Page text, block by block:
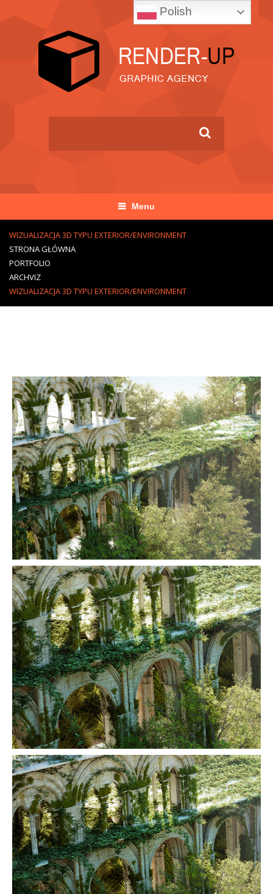
Menu
WIZUALIZACJA 3D TYPU EXTERIOR/ENVIRONMENT
STRONA GŁÓWNA
PORTFOLIO
ARCHVIZ
WIZUALIZACJA 3D TYPU EXTERIOR/ENVIRONMENT
Polish